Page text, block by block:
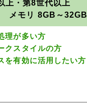
上・第8世代以上
メモリ 8GB～32GB
理が多い方
クスタイルの方
を有効に活用したい方